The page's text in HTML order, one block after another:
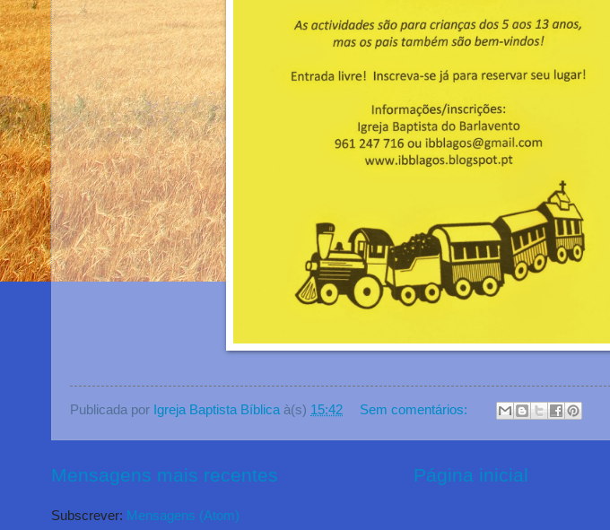
Publicada por Igreja Baptista Bíblica à(s) 15:42 Sem comentários:
Mensagens mais recentes Página inicial
Subscrever: Mensagens (Atom)